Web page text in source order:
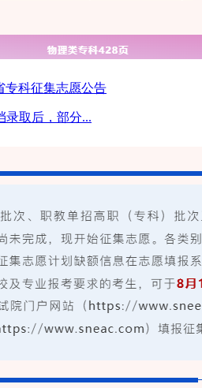
专科征集志愿公告
录取后，部分...